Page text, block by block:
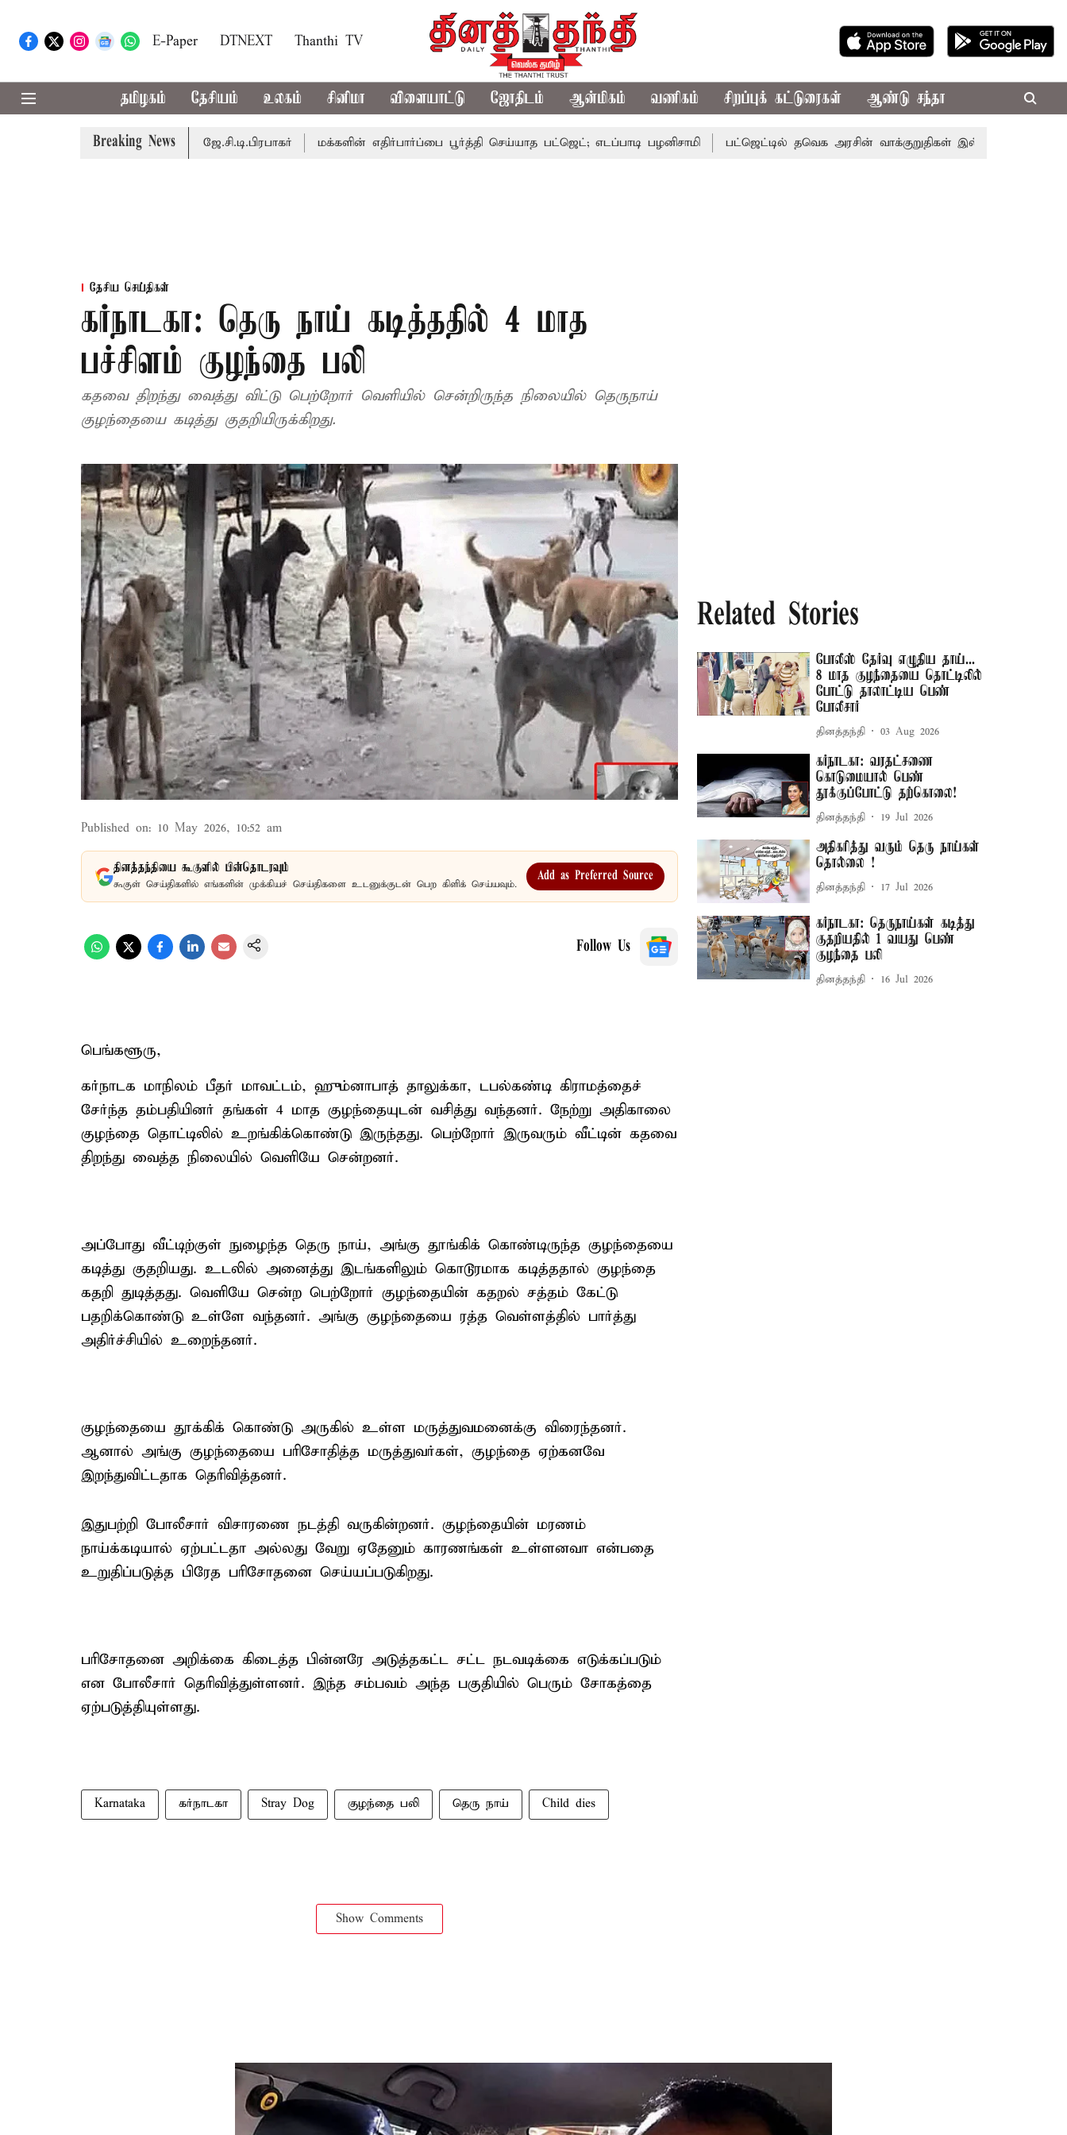
E-Paper DTNEXT Thanthi TV
தமிழகம் தேசியம் உலகம் சினிமா விளையாட்டு ஜோதிடம் ஆன்மிகம் வணிகம் சிறப்புக் கட்டுரைகள் ஆண்டு சந்தா
Breaking News
- சபாநாயகர் ஜே.சி.டி.பிரபாகர் மக்களின் எதிர்பார்ப்பை பூர்த்தி செய்யாத பட்ஜெட்; எடப்பாடி பழனிசாமி பட்ஜெட்டில் தவெக அரசின் வாக்குறுதிகள் இல்லை - எடப்பாடி
தேசிய செய்திகள்
கர்நாடகா: தெரு நாய் கடித்ததில் 4 மாத
பச்சிளம் குழந்தை பலி
கதவை திறந்து வைத்து விட்டு பெற்றோர் வெளியில் சென்றிருந்த நிலையில் தெருநாய்
குழந்தையை கடித்து குதறியிருக்கிறது.
Published on: 10 May 2026, 10:52 am
தினத்தந்தியை கூகுளில் பின்தொடரவும்
கூகுள் செய்திகளில் எங்களின் முக்கியச் செய்திகளை உடனுக்குடன் பெற கிளிக் செய்யவும்.
Add as Preferred Source
Follow Us
பெங்களூரு,
கர்நாடக மாநிலம் பீதர் மாவட்டம், ஹும்னாபாத் தாலுக்கா, டபல்கண்டி கிராமத்தைச்
சேர்ந்த தம்பதியினர் தங்கள் 4 மாத குழந்தையுடன் வசித்து வந்தனர். நேற்று அதிகாலை
குழந்தை தொட்டிலில் உறங்கிக்கொண்டு இருந்தது. பெற்றோர் இருவரும் வீட்டின் கதவை
திறந்து வைத்த நிலையில் வெளியே சென்றனர்.
அப்போது வீட்டிற்குள் நுழைந்த தெரு நாய், அங்கு தூங்கிக் கொண்டிருந்த குழந்தையை
கடித்து குதறியது. உடலில் அனைத்து இடங்களிலும் கொடூரமாக கடித்ததால் குழந்தை
கதறி துடித்தது. வெளியே சென்ற பெற்றோர் குழந்தையின் கதறல் சத்தம் கேட்டு
பதறிக்கொண்டு உள்ளே வந்தனர். அங்கு குழந்தையை ரத்த வெள்ளத்தில் பார்த்து
அதிர்ச்சியில் உறைந்தனர்.
குழந்தையை தூக்கிக் கொண்டு அருகில் உள்ள மருத்துவமனைக்கு விரைந்தனர்.
ஆனால் அங்கு குழந்தையை பரிசோதித்த மருத்துவர்கள், குழந்தை ஏற்கனவே
இறந்துவிட்டதாக தெரிவித்தனர்.
இதுபற்றி போலீசார் விசாரணை நடத்தி வருகின்றனர். குழந்தையின் மரணம்
நாய்க்கடியால் ஏற்பட்டதா அல்லது வேறு ஏதேனும் காரணங்கள் உள்ளனவா என்பதை
உறுதிப்படுத்த பிரேத பரிசோதனை செய்யப்படுகிறது.
பரிசோதனை அறிக்கை கிடைத்த பின்னரே அடுத்தகட்ட சட்ட நடவடிக்கை எடுக்கப்படும்
என போலீசார் தெரிவித்துள்ளனர். இந்த சம்பவம் அந்த பகுதியில் பெரும் சோகத்தை
ஏற்படுத்தியுள்ளது.
Karnataka கர்நாடகா Stray Dog குழந்தை பலி தெரு நாய் Child dies
Show Comments
Related Stories
போலீஸ் தேர்வு எழுதிய தாய்...
8 மாத குழந்தையை தொட்டிலில்
போட்டு தாலாட்டிய பெண்
போலீசார்
தினத்தந்தி 03 Aug 2026
கர்நாடகா: வரதட்சணை
கொடுமையால் பெண்
தூக்குப்போட்டு தற்கொலை!
தினத்தந்தி 19 Jul 2026
அதிகரித்து வரும் தெரு நாய்கள்
தொல்லை !
தினத்தந்தி 17 Jul 2026
கர்நாடகா: தெருநாய்கள் கடித்து
குதறியதில் 1 வயது பெண்
குழந்தை பலி
தினத்தந்தி 16 Jul 2026